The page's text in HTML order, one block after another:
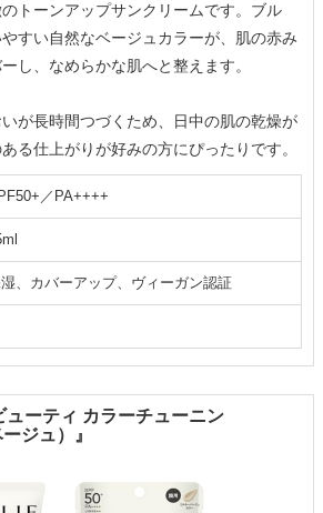
トーンアップサンクリームです。ブル
すい自然なベージュカラーが、肌の赤み
し、なめらかな肌へと整えます。
が長時間つづくため、日中の肌の乾燥が
る仕上がりが好みの方にぴったりです。
／PA++++
、カバーアップ、ヴィーガン認証
ューティ カラーチューニン
ジュ）』